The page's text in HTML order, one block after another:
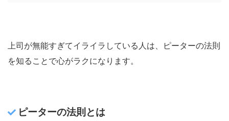
上司が無能すぎてイライラしている人は、ピーターの法則
を知ることで心がラクになります。
ピーターの法則とは